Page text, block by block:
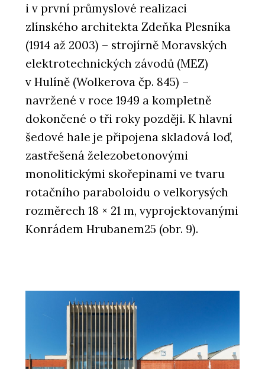
i v první průmyslové realizaci
zlínského architekta Zdeňka Plesníka
(1914 až 2003) – strojírně Moravských
elektrotechnických závodů (MEZ)
v Hulíně (Wolkerova čp. 845) –
navržené v roce 1949 a kompletně
dokončené o tři roky později. K hlavní
šedové hale je připojena skladová loď,
zastřešená železobetonovými
monolitickými skořepinami ve tvaru
rotačního paraboloidu o velkorysých
rozměrech 18 × 21 m, vyprojektovanými
Konrádem Hrubanem25 (obr. 9).